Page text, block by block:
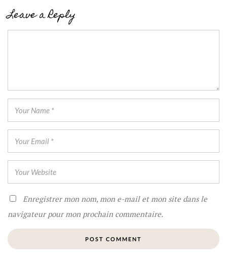
Leave a Reply
Enregistrer mon nom, mon e-mail et mon site dans le
navigateur pour mon prochain commentaire.